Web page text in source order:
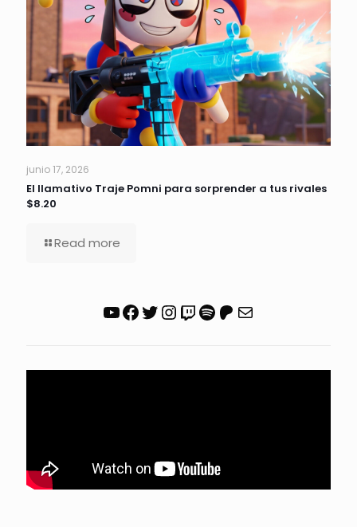
junio 17, 2026
El llamativo Traje Pomni para sorprender a tus rivales
$8.20
Read more
YouTube
Facebook
Twitter
Instagram
Twitch
Spotify
Patreon
Correo electrónico